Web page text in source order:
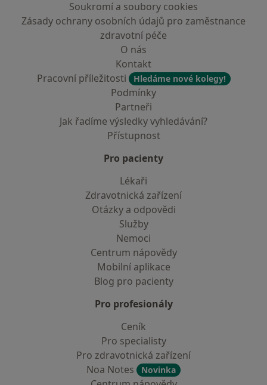
Soukromí a soubory cookies
Zásady ochrany osobních údajů pro zaměstnance
zdravotní péče
O nás
Kontakt
Pracovní příležitosti
Hledáme nové kolegy!
Podmínky
Partneři
Jak řadíme výsledky vyhledávání?
Přístupnost
Pro pacienty
Lékaři
Zdravotnická zařízení
Otázky a odpovědi
Služby
Nemoci
Centrum nápovědy
Mobilní aplikace
Blog pro pacienty
Pro profesionály
Ceník
Pro specialisty
Pro zdravotnická zařízení
Noa Notes
Novinka